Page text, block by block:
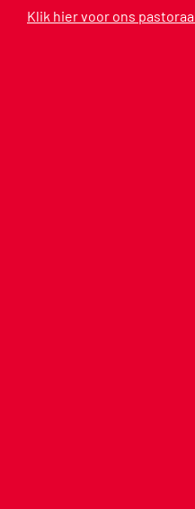
Klik hier voor ons